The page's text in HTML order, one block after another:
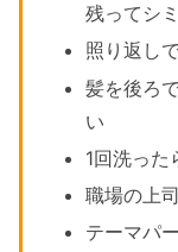
残ってシ
照り返し
髪を後ろ
い
1回洗った
職場の上
テーマパ